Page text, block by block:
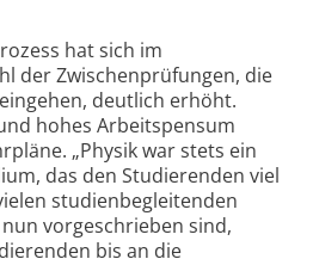
hat sich im
der Zwischenprüfungen, die
deutlich erhöht.
hohes Arbeitspensum
„Physik war stets ein
das den Studierenden viel
studienbegleitenden
vorgeschrieben sind,
bis an die